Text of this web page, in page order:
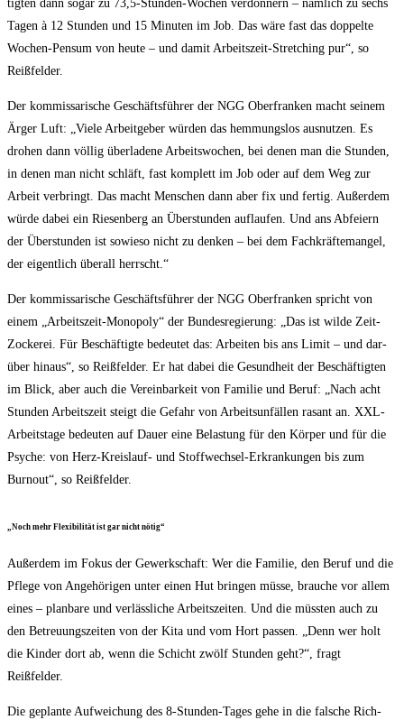
tig­ten dann sogar zu 73,5‑Stunden-Wochen ver­don­nern – näm­lich zu sechs
Tagen à 12 Stun­den und 15 Minu­ten im Job. Das wäre fast das dop­pel­te
Wochen-Pen­sum von heu­te – und damit Arbeits­zeit-Stret­ching pur“, so
Reißfelder.
Der kom­mis­sa­ri­sche Geschäfts­füh­rer der NGG Ober­fran­ken macht sei­nem
Ärger Luft: „Vie­le Arbeit­ge­ber wür­den das hem­mungs­los aus­nut­zen. Es
dro­hen dann völ­lig über­la­de­ne Arbeits­wo­chen, bei denen man die Stun­den,
in denen man nicht schläft, fast kom­plett im Job oder auf dem Weg zur
Arbeit ver­bringt. Das macht Men­schen dann aber fix und fer­tig. Außer­dem
wür­de dabei ein Rie­sen­berg an Über­stun­den auf­lau­fen. Und ans Abfei­ern
der Über­stun­den ist sowie­so nicht zu den­ken – bei dem Fach­kräf­te­man­gel,
der eigent­lich über­all herrscht.“
Der kom­mis­sa­ri­sche Geschäfts­füh­rer der NGG Ober­fran­ken spricht von
einem „Arbeits­zeit-Mono­po­ly“ der Bun­des­re­gie­rung: „Das ist wil­de Zeit-
Zocke­rei. Für Beschäf­tig­te bedeu­tet das: Arbei­ten bis ans Limit – und dar­
über hin­aus“, so Reiß­fel­der. Er hat dabei die Gesund­heit der Beschäf­tig­ten
im Blick, aber auch die Ver­ein­bar­keit von Fami­lie und Beruf: „Nach acht
Stun­den Arbeits­zeit steigt die Gefahr von Arbeits­un­fäl­len rasant an. XXL-
Arbeits­ta­ge bedeu­ten auf Dau­er eine Belas­tung für den Kör­per und für die
Psy­che: von Herz-Kreis­lauf- und Stoff­wech­sel-Erkran­kun­gen bis zum
Burn­out“, so Reißfelder.
„Noch mehr Fle­xi­bi­li­tät ist gar nicht nötig“
Außer­dem im Fokus der Gewerk­schaft: Wer die Fami­lie, den Beruf und die
Pfle­ge von Ange­hö­ri­gen unter einen Hut brin­gen müs­se, brau­che vor allem
eines – plan­ba­re und ver­läss­li­che Arbeits­zei­ten. Und die müss­ten auch zu
den Betreu­ungs­zei­ten von der Kita und vom Hort pas­sen. „Denn wer holt
die Kin­der dort ab, wenn die Schicht zwölf Stun­den geht?“, fragt
Reißfelder.
Die geplan­te Auf­wei­chung des 8‑Stun­den-Tages gehe in die fal­sche Rich­